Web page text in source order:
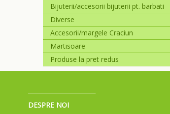
Bijuterii/accesorii bijuterii pt. barbati
Diverse
Accesorii/margele Craciun
Martisoare
Produse la pret redus
DESPRE NOI